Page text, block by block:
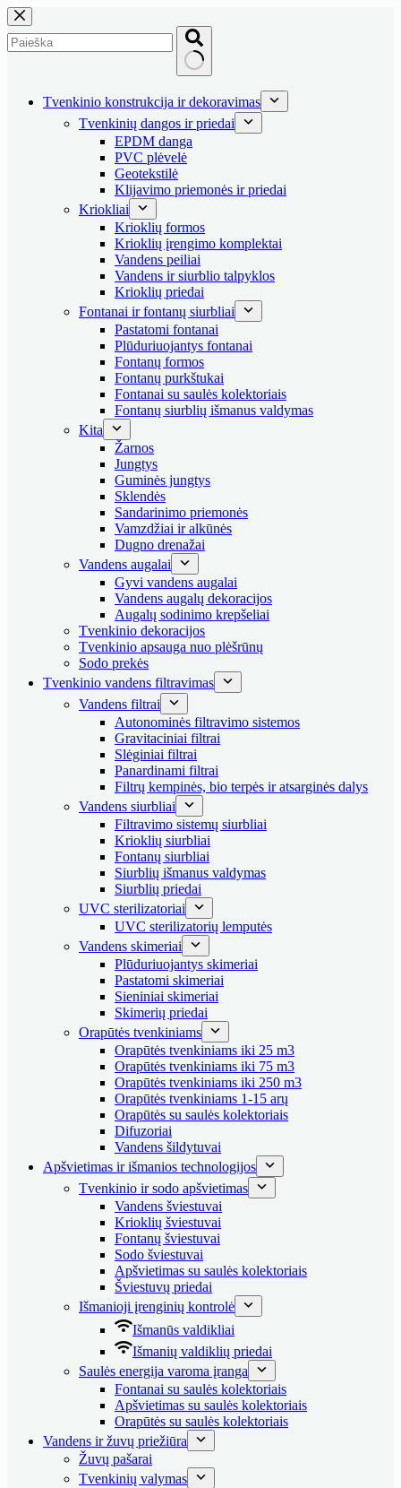
Skip
to
content
results Tvenkinio konstrukcija ir dekoravimas
Tvenkinių dangos ir priedai
EPDM danga
PVC plėvelė
Geotekstilė
Klijavimo priemonės ir priedai
Kriokliai
Krioklių formos
Krioklių įrengimo komplektai
Vandens peiliai
Vandens ir siurblio talpyklos
Krioklių priedai
Fontanai ir fontanų siurbliai
Pastatomi fontanai
Plūduriuojantys fontanai
Fontanų formos
Fontanų purkštukai
Fontanai su saulės kolektoriais
Fontanų siurblių išmanus valdymas
Kita
Žarnos
Jungtys
Guminės jungtys
Sklendės
Sandarinimo priemonės
Vamzdžiai ir alkūnės
Dugno drenažai
Vandens augalai
Gyvi vandens augalai
Vandens augalų dekoracijos
Augalų sodinimo krepšeliai
Tvenkinio dekoracijos
Tvenkinio apsauga nuo plėšrūnų
Sodo prekės
Tvenkinio vandens filtravimas
Vandens filtrai
Autonominės filtravimo sistemos
Gravitaciniai filtrai
Slėginiai filtrai
Panardinami filtrai
Filtrų kempinės, bio terpės ir atsarginės dalys
Vandens siurbliai
Filtravimo sistemų siurbliai
Krioklių siurbliai
Fontanų siurbliai
Siurblių išmanus valdymas
Siurblių priedai
UVC sterilizatoriai
UVC sterilizatorių lemputės
Vandens skimeriai
Plūduriuojantys skimeriai
Pastatomi skimeriai
Sieniniai skimeriai
Skimerių priedai
Orapūtės tvenkiniams
Orapūtės tvenkiniams iki 25 m3
Orapūtės tvenkiniams iki 75 m3
Orapūtės tvenkiniams iki 250 m3
Orapūtės tvenkiniams 1-15 arų
Orapūtės su saulės kolektoriais
Difuzoriai
Vandens šildytuvai
Apšvietimas ir išmanios technologijos
Tvenkinio ir sodo apšvietimas
Vandens šviestuvai
Krioklių šviestuvai
Fontanų šviestuvai
Sodo šviestuvai
Apšvietimas su saulės kolektoriais
Šviestuvų priedai
Išmanioji įrenginių kontrolė
Išmanūs valdikliai
Išmanių valdiklių priedai
Saulės energija varoma įranga
Fontanai su saulės kolektoriais
Apšvietimas su saulės kolektoriais
Orapūtės su saulės kolektoriais
Vandens ir žuvų priežiūra
Žuvų pašarai
Tvenkinių valymas